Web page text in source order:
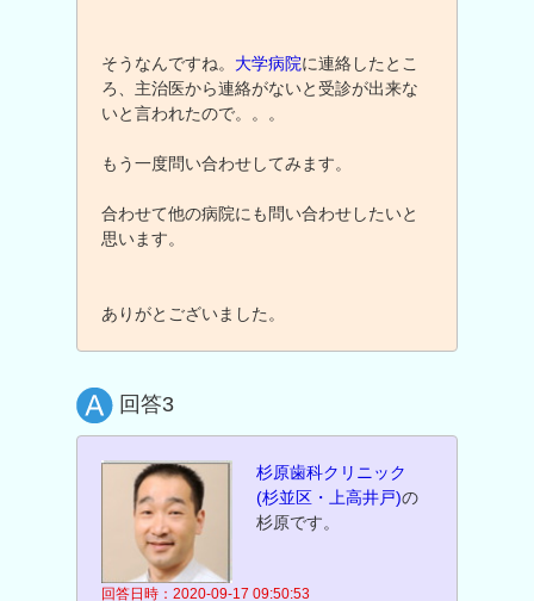
そうなんですね。 大学病院に連絡したとこ
ろ、主治医から連絡がないと受診が出来な
いと言われたので。。。
もう一度問い合わせしてみます。
合わせて他の病院にも問い合わせしたいと
思います。
ありがとございました。
回答3
杉原歯科クリニック
(杉並区・上高井戸)の
杉原です。
回答日時：2020-09-17 09:50:53